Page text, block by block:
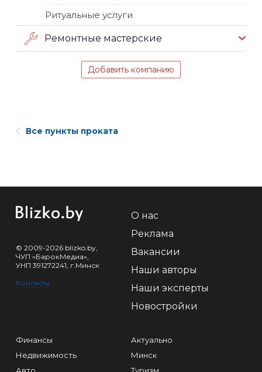
Ритуальные услуги
Ремонтные мастерские
Добавить компанию
Все пункты проката
© 2009-2026 blizko.by,
ЧУП «БарокМедиа»,
УНП 391272241, г.Минск
Контакты
О нас
Реклама
Вакансии
Наши авторы
Наши эксперты
Новостройки
Финансы
Недвижимость
Актуально
Минск